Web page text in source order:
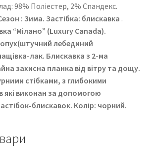
98% Поліестер, 2% Спандекс.
: Зима. Застібка: блискавка .
“Мілано” (Luxury Canada).
лебединий
лак. Блискавка з 2-ма
захисна планка від вітру та дощу.
стібками, з глибокими
які виконан за допомогою
блискавок. Колір: чорний.